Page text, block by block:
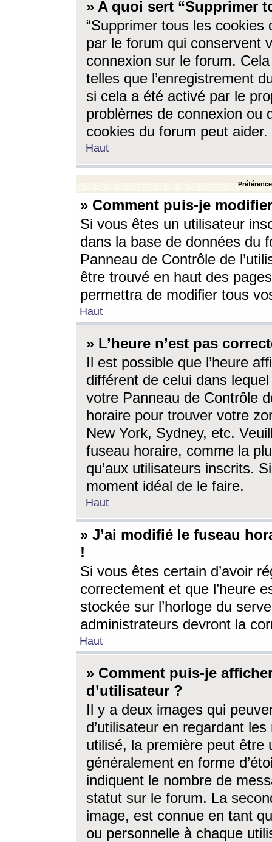
» A quoi sert “Supprimer
“Supprimer tous les cookies
par le forum qui conservent
connexion sur le forum.
telles que l’enregistrement
si cela a été activé par le
problèmes de connexion ou
cookies du forum peut aider.
Haut
» Comment puis-je
Si vous êtes un utilisateur
dans la base de données du
Panneau de Contrôle de
être trouvé en haut des
permettra de modifier tous
Haut
» L’heure n’est pas
Il est possible que l’heure
différent de celui dans
votre Panneau de Contrôle
horaire pour trouver votre
New York, Sydney, etc.
fuseau horaire, comme la
qu’aux utilisateurs inscrits.
moment idéal de le faire.
Haut
» J’ai modifié le fuseau
!
Si vous êtes certain d’avoir
correctement et que l’heure
stockée sur l’horloge du
administrateurs devront la
Haut
» Comment puis-je
d’utilisateur ?
Il y a deux images qui
d’utilisateur en regardant
utilisé, la première peut être
généralement en forme
indiquent le nombre de
statut sur le forum. La
image, est connue en tant
ou personnelle à chaque